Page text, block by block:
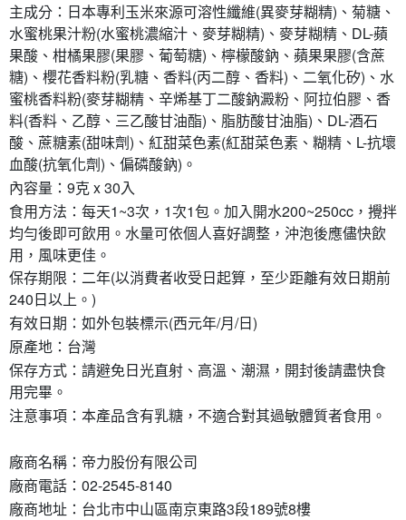
主成分：日本專利玉米來源可溶性纖維(異麥芽糊精)、菊糖、
水蜜桃果汁粉(水蜜桃濃縮汁、麥芽糊精)、麥芽糊精、DL-蘋
果酸、柑橘果膠(果膠、葡萄糖)、檸檬酸鈉、蘋果果膠(含蔗
糖)、櫻花香料粉(乳糖、香料(丙二醇、香料)、二氧化矽)、水
蜜桃香料粉(麥芽糊精、辛烯基丁二酸鈉澱粉、阿拉伯膠、香
料(香料、乙醇、三乙酸甘油酯)、脂肪酸甘油脂)、DL-酒石
酸、蔗糖素(甜味劑)、紅甜菜色素(紅甜菜色素、糊精、L-抗壞
血酸(抗氧化劑)、偏磷酸鈉)。
內容量：9克 x 30入
食用方法：每天1~3次，1次1包。加入開水200~250cc，攪拌
均勻後即可飲用。水量可依個人喜好調整，沖泡後應儘快飲
用，風味更佳。
保存期限：二年(以消費者收受日起算，至少距離有效日期前
240日以上。)
有效日期：如外包裝標示(西元年/月/日)
原產地：台灣
保存方式：請避免日光直射、高溫、潮濕，開封後請盡快食
用完畢。
注意事項：本產品含有乳糖，不適合對其過敏體質者食用。
廠商名稱：帝力股份有限公司
廠商電話：02-2545-8140
廠商地址：台北市中山區南京東路3段189號8樓